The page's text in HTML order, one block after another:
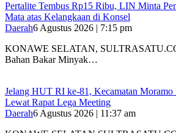
‎Pertalite Tembus Rp15 Ribu, LIN Minta
Mata atas Kelangkaan di Konsel
Daerah6 Agustus 2026 | 7:15 pm
‎KONAWE SELATAN,
Bahan Bakar Minyak…
‎Jelang HUT RI ke-81, Kecamatan Moramo
Lewat Rapat Lega Meeting
Daerah6 Agustus 2026 | 11:37 am